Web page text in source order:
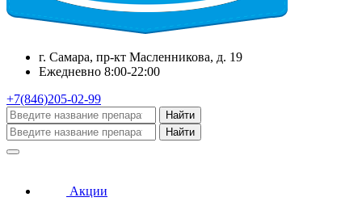
г. Самара, пр-кт Масленникова, д. 19
Ежедневно 8:00-22:00
+7(846)205-02-99
Найти
Найти
Акции